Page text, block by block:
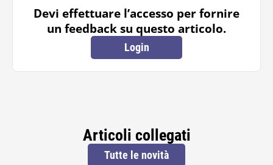
Devi effettuare l’accesso per fornire
un feedback su questo articolo.
Login
Articoli collegati
Tutte le novità